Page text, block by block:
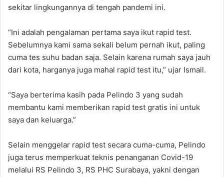
sekitar lingkungannya di tengah pandemi ini.
“Ini adalah pengalaman pertama saya ikut rapid test.
Sebelumnya kami sama sekali belum pernah ikut, paling
cuma tes suhu badan saja. Selain karena rumah saya jauh
dari kota, harganya juga mahal rapid test itu,” ujar Ismail.
“Saya berterima kasih pada Pelindo 3 yang sudah
membantu kami memberikan rapid test gratis ini untuk
saya dan keluarga.”
Selain menggelar rapid test secara cuma-cuma, Pelindo
juga terus memperkuat teknis penanganan Covid-19
melalui RS Pelindo 3, RS PHC Surabaya, yakni dengan